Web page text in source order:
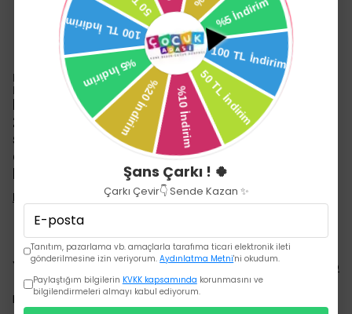
Ürün Açıklaması
Halley Peluş Üzgün Köpek Sıt Çantası 26 cm 23282
Kahverengi
Bu şirin Peluşa kim hayır diyebilir ki?
26 cm. uzunluğundaki yumuşacık tüylere
sahip sevimli peluşu büyük küçük herkes
çok sevecek!
Bu sevimli peluşu isterseniz sevdikle
Devamını Göster
Yorumlar Yorum Yap
Bu ürün için henüz yorum yapılmamış.
Şans Çarkı ! 🍀
Çarkı Çevir👇 Sende Kazan ✨
Tanıtım, pazarlama vb. amaçlarla tarafıma ticari elektronik ileti
gönderilmesine izin veriyorum.Aydınlatma Metni'ni okudum.
Paylaştığım bilgilerin KVKK kapsamında korunmasını ve
bilgilendirmeleri almayı kabul ediyorum.